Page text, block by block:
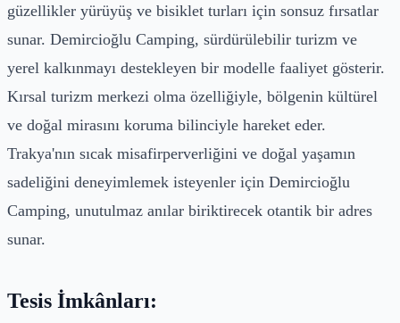
güzellikler yürüyüş ve bisiklet turları için sonsuz fırsatlar
sunar. Demircioğlu Camping, sürdürülebilir turizm ve
yerel kalkınmayı destekleyen bir modelle faaliyet gösterir.
Kırsal turizm merkezi olma özelliğiyle, bölgenin kültürel
ve doğal mirasını koruma bilinciyle hareket eder.
Trakya'nın sıcak misafirperverliğini ve doğal yaşamın
sadeliğini deneyimlemek isteyenler için Demircioğlu
Camping, unutulmaz anılar biriktirecek otantik bir adres
sunar.
Tesis İmkânları: